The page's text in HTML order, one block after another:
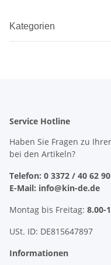
Kategorien
Service Hotline
Haben Sie Fragen zu
bei den Artikeln?
Telefon: 0 3372 / 40 62 90
E-Mail: info@kin-de.de
Montag bis Freitag: 8.00-
USt. ID: DE815647897
Informationen